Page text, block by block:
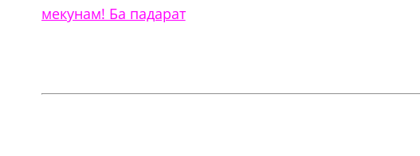
мекунам! Ба падарат